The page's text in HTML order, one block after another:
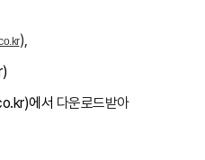
),
에서 다운로드받아